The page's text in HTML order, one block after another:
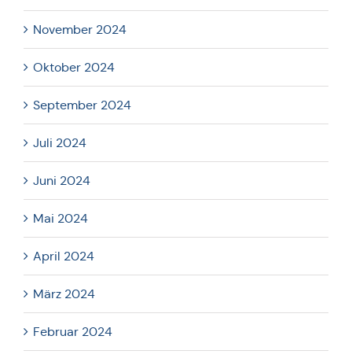
November 2024
Oktober 2024
September 2024
Juli 2024
Juni 2024
Mai 2024
April 2024
März 2024
Februar 2024